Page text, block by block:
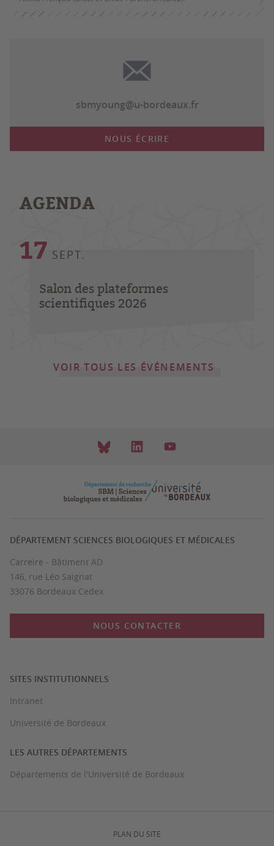
sbmyoung@u-bordeaux.fr
NOUS ÉCRIRE
AGENDA
17 SEPT.
Salon des plateformes
scientifiques 2026
VOIR TOUS LES ÉVÉNEMENTS
DÉPARTEMENT SCIENCES BIOLOGIQUES ET MÉDICALES
Carreire - Bâtiment AD
146, rue Léo Saignat
33076 Bordeaux Cedex
NOUS CONTACTER
SITES INSTITUTIONNELS
Intranet
Université de Bordeaux
LES AUTRES DÉPARTEMENTS
Départements de l'Université de Bordeaux
PLAN DU SITE